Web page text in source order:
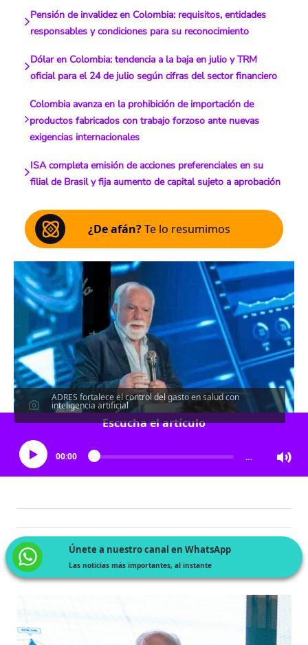
Pensión de invalidez en Colombia: requisitos, entidades
responsables y condiciones para su reconocimiento
Dólar en Colombia: tendencia a la baja en julio y TRM
oficial para el 24 de julio según cifras del sector financiero
Colombia avanza en la prohibición de importación de
productos fabricados con trabajo forzoso ante nuevas
exigencias internacionales
ISA completa emisión de acciones preferenciales en su
filial de Brasil y fija aumento de capital sujeto a aprobación
¿De afán?Te lo resumimos
ADRES fortalece el control del gasto en salud con
inteligencia artificial
Escucha el artículo
00:00 …
Únete a nuestro canal en WhatsApp
Las noticias más importantes, al instante